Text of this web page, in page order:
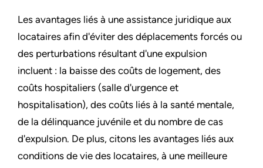
Les avantages liés à une assistance juridique aux
locataires afin d'éviter des déplacements forcés ou
des perturbations résultant d'une expulsion
incluent : la baisse des coûts de logement, des
coûts hospitaliers (salle d'urgence et
hospitalisation), des coûts liés à la santé mentale,
de la délinquance juvénile et du nombre de cas
d'expulsion. De plus, citons les avantages liés aux
conditions de vie des locataires, à une meilleure